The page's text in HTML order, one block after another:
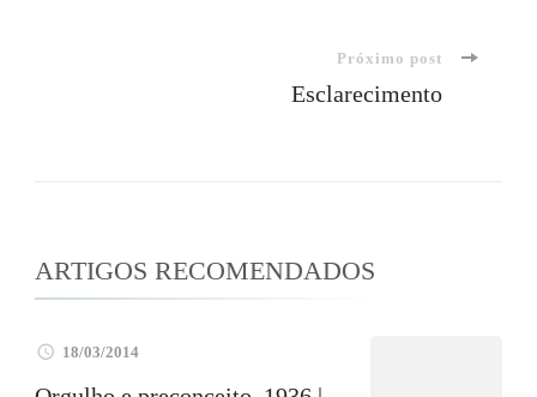
Próximo post
Esclarecimento
ARTIGOS RECOMENDADOS
18/03/2014